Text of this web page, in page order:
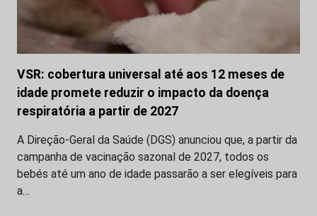
VSR: cobertura universal até aos 12 meses de
idade promete reduzir o impacto da doença
respiratória a partir de 2027
A Direção-Geral da Saúde (DGS) anunciou que, a partir da
campanha de vacinação sazonal de 2027, todos os
bebés até um ano de idade passarão a ser elegíveis para
a…